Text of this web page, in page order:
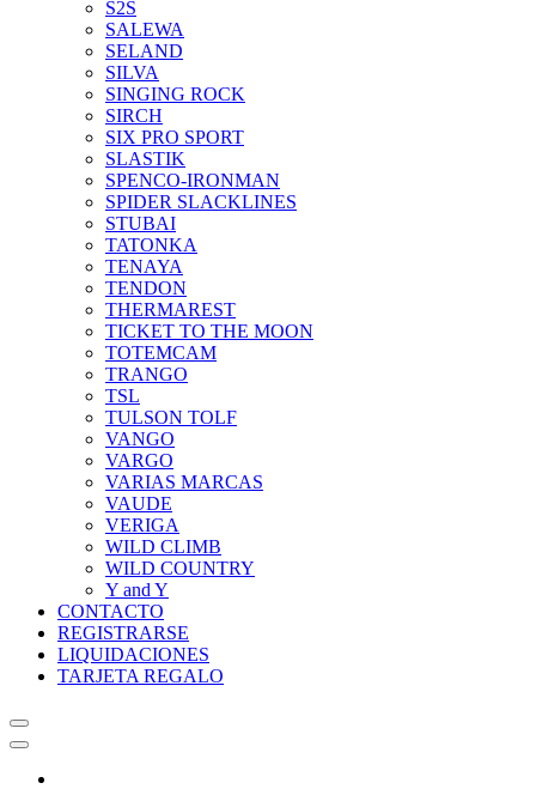
S2S
SALEWA
SELAND
SILVA
SINGING ROCK
SIRCH
SIX PRO SPORT
SLASTIK
SPENCO-IRONMAN
SPIDER SLACKLINES
STUBAI
TATONKA
TENAYA
TENDON
THERMAREST
TICKET TO THE MOON
TOTEMCAM
TRANGO
TSL
TULSON TOLF
VANGO
VARGO
VARIAS MARCAS
VAUDE
VERIGA
WILD CLIMB
WILD COUNTRY
Y and Y
CONTACTO
REGISTRARSE
LIQUIDACIONES
TARJETA REGALO